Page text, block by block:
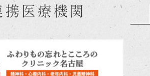
携医療機関